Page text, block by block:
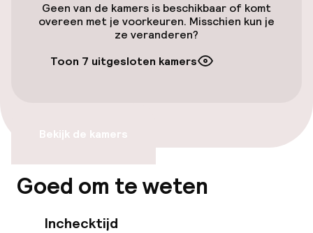
Entertainment
Gratis wifi
Bar
Eet- en drinkdiensten
Ontbijtbuffet
Geen van de kamers is beschikbaar of komt
overeen met je voorkeuren. Misschien kun je
ze veranderen?
Toon 7 uitgesloten kamers
Bekijk de kamers
Goed om te weten
Inchecktijd